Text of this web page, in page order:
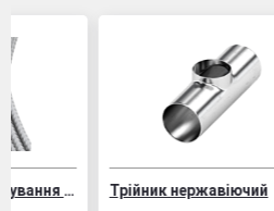
Дріт ВР-1 для армування залізобетонних конструкцій
Трійник нержавіючий